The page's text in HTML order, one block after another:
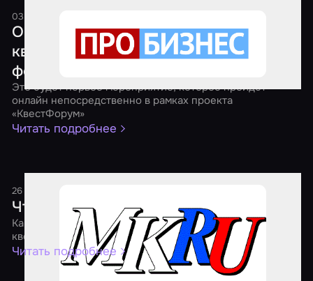
03 апреля 2021
Онлайн-форум представителей рынка
квест-индустрии в Приволжском
федеральном округе
Это будет первое мероприятие, которое пройдет
онлайн непосредственно в рамках проекта
«КвестФорум»
Читать подробнее
26 января 2021
Что происходит с квестами?
Как пандемия дала игрокам дополнительные эмоции, а
квест-бизнесу – новые возможности
Читать подробнее